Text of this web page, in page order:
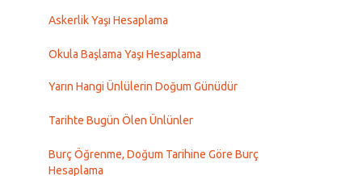
Askerlik Yaşı Hesaplama
Okula Başlama Yaşı Hesaplama
Yarın Hangi Ünlülerin Doğum Günüdür
Tarihte Bugün Ölen Ünlünler
Burç Öğrenme, Doğum Tarihine Göre Burç
Hesaplama